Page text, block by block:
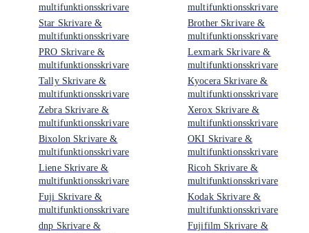
multifunktionsskrivare
Star Skrivare &
multifunktionsskrivare
PRO Skrivare &
multifunktionsskrivare
Tally Skrivare &
multifunktionsskrivare
Zebra Skrivare &
multifunktionsskrivare
Bixolon Skrivare &
multifunktionsskrivare
Liene Skrivare &
multifunktionsskrivare
Fuji Skrivare &
multifunktionsskrivare
dnp Skrivare &
multifunktionsskrivare
Brother Skrivare &
multifunktionsskrivare
Lexmark Skrivare &
multifunktionsskrivare
Kyocera Skrivare &
multifunktionsskrivare
Xerox Skrivare &
multifunktionsskrivare
OKI Skrivare &
multifunktionsskrivare
Ricoh Skrivare &
multifunktionsskrivare
Kodak Skrivare &
multifunktionsskrivare
Fujifilm Skrivare &